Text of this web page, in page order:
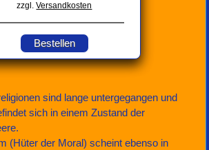
zzgl.Versandkosten
Bestellen
sind lange untergegangen und
sich in einem Zustand der
(Hüter der Moral) scheint ebenso in